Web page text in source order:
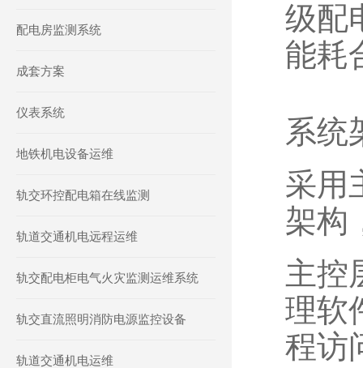
配电房监测系统
成套方案
仪表系统
地铁机电设备运维
轨交环控配电箱在线监测
轨道交通机电远程运维
轨交配电柜电气火灾监测运维系统
轨交直流照明消防电源监控设备
轨道交通机电运维
级配
能耗
系统
采用
架构
主控
理软
程访